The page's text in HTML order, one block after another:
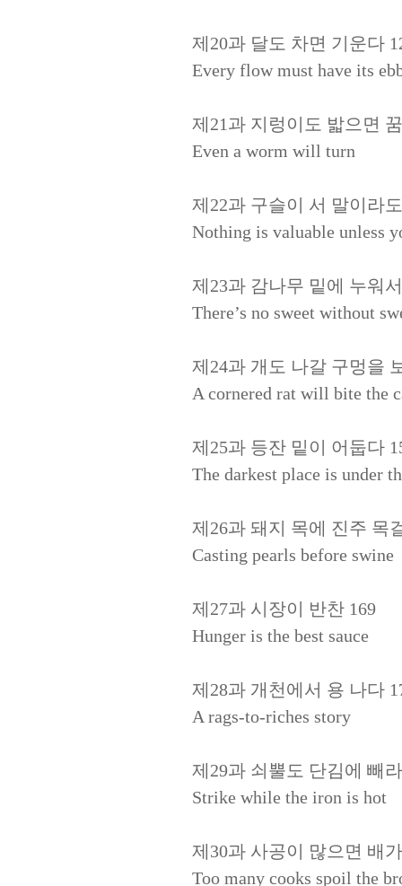
제20과 달도 차면 기운다
Every flow must have its
제21과 지렁이도 밟으면
Even a worm will turn
제22과 구슬이 서 말이라
Nothing is valuable unless
제23과 감나무 밑에 누워
There’s no sweet without
제24과 개도 나갈 구멍을
A cornered rat will bite the
제25과 등잔 밑이 어둡다
The darkest place is under
제26과 돼지 목에 진주 목
Casting pearls before swine
제27과 시장이 반찬 169
Hunger is the best sauce
제28과 개천에서 용 나다
A rags-to-riches story
제29과 쇠뿔도 단김에 빼
Strike while the iron is hot
제30과 사공이 많으면 배
Too many cooks spoil the